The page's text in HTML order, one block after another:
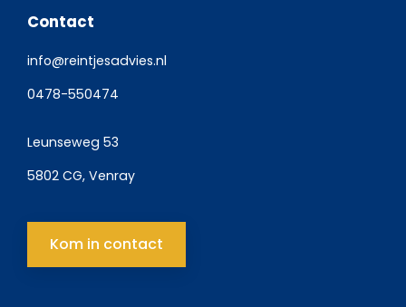
Contact
info@reintjesadvies.nl
0478-550474
Leunseweg 53
5802 CG, Venray
Kom in contact